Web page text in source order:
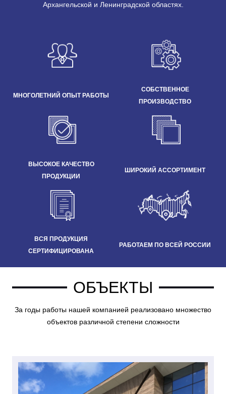
Архангельской и Ленинградской областях.
МНОГОЛЕТНИЙ ОПЫТ РАБОТЫ
СОБСТВЕННОЕ
ПРОИЗВОДСТВО
ВЫСОКОЕ КАЧЕСТВО
ПРОДУКЦИИ
ШИРОКИЙ АССОРТИМЕНТ
ВСЯ ПРОДУКЦИЯ
СЕРТИФИЦИРОВАНА
РАБОТАЕМ ПО ВСЕЙ РОССИИ
ОБЪЕКТЫ
За годы работы нашей компанией реализовано множество
объектов различной степени сложности